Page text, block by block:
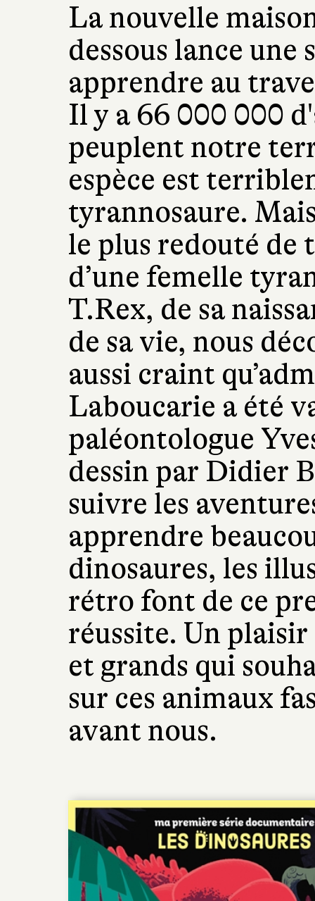
La nouvelle
dessous lance
apprendre au
Il y a 66 000 000
peuplent notre
espèce est
tyrannosaure.
le plus redouté de
d’une femelle
T.Rex, de sa
de sa vie, nous
aussi craint
Laboucarie a été
paléontologue
dessin par Didier
suivre les
apprendre
dinosaures, les
rétro font de ce
réussite. Un
et grands qui
sur ces animaux
avant nous.